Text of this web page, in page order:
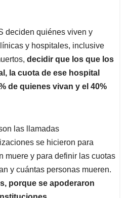
deciden quiénes viven y
y hospitales, inclusive
decidir que los que los
la cuota de ese hospital
de quienes vivan y el 40%
las llamadas
se hicieron para
muere y para definir las cuotas
y cuántas personas mueren.
porque se apoderaron